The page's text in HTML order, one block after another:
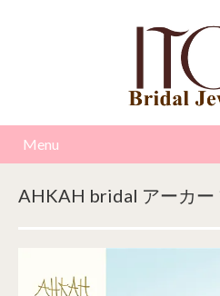
Menu
AHKAH bridal アーカー